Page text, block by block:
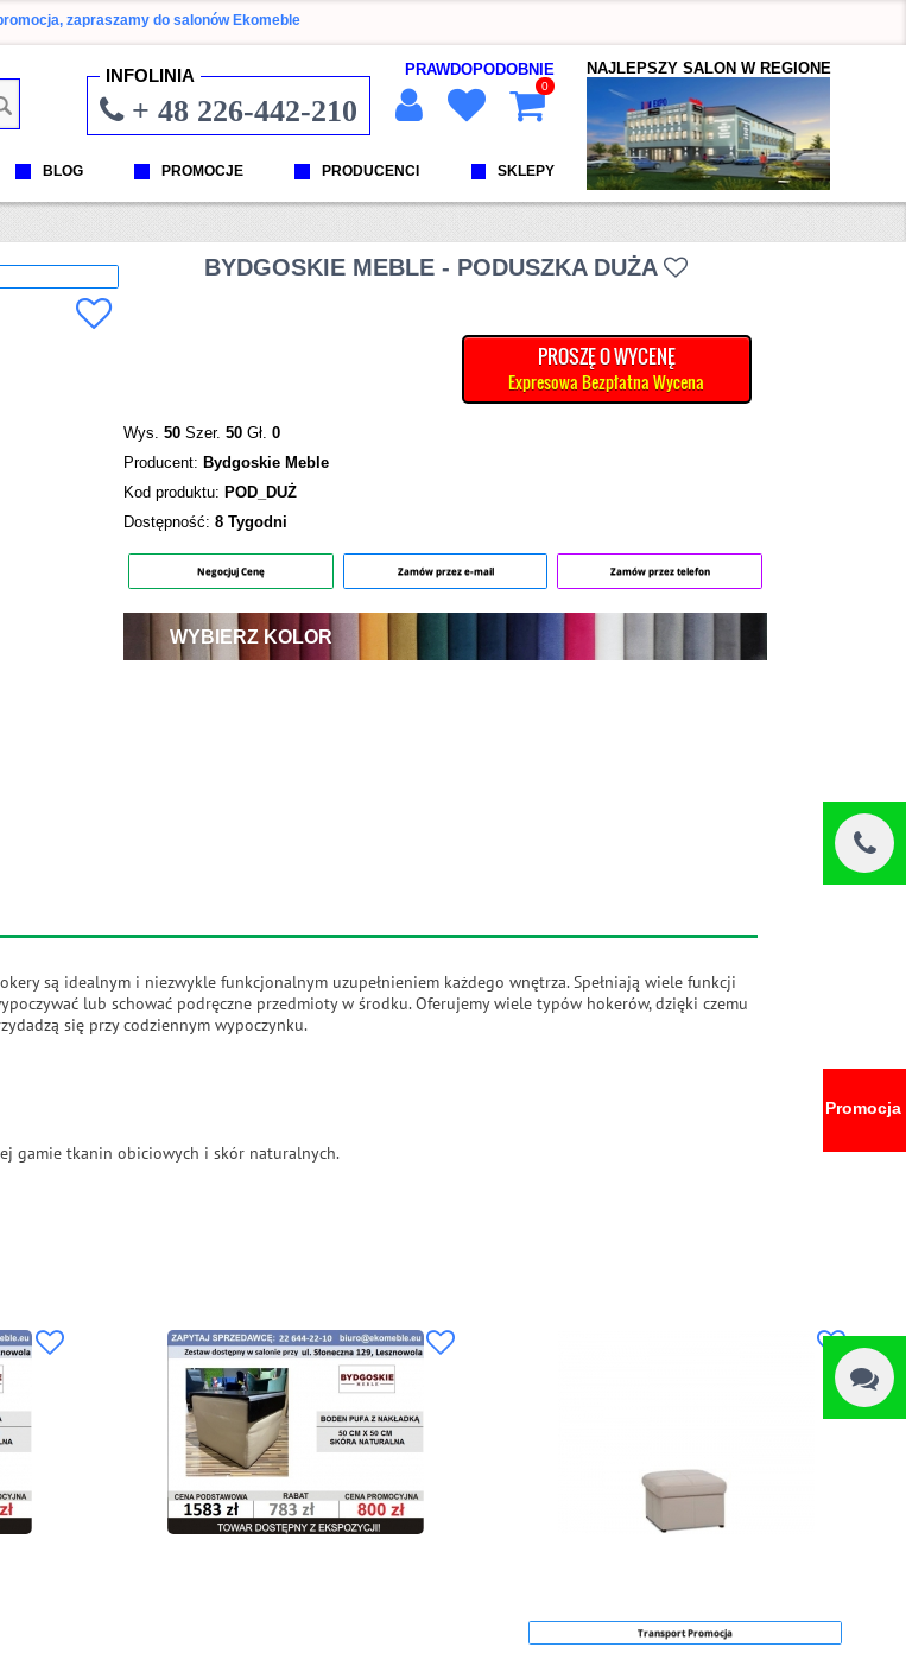
zapraszamy do salonów Ekomeble
INFOLINIA
+ 48 226-442-210
PRAWDOPODOBNIE
0
BLOG PROMOCJE PRODUCENCI SKLEPY
NAJLEPSZY SALON W REGIONE
BYDGOSKIE MEBLE - PODUSZKA DUŻA
PROSZĘ O WYCENĘ
Expresowa Bezpłatna Wycena
Wys.50 Szer.50 Gł.0
Producent: Bydgoskie Meble
Kod produktu: POD_DUŻ
Dostępność:8 Tygodni
Negocjuj Cenę Zamów przez e-mail Zamów przez telefon
WYBIERZ KOLOR
są idealnym i niezwykle funkcjonalnym uzupełnieniem każdego wnętrza. Spełniają wiele funkcji
lub schować podręczne przedmioty w środku. Oferujemy wiele typów hokerów, dzięki czemu
się przy codziennym wypoczynku.
gamie tkanin obiciowych i skór naturalnych.
Transport Promocja
Promocja